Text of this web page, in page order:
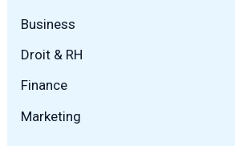
Business
Droit & RH
Finance
Marketing